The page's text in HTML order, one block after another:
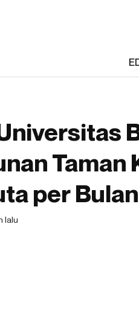
Taman
per Bulan
lalu